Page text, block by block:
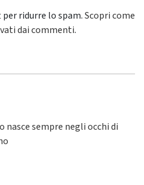
ridurre lo spam.Scopri come
dai commenti.
nasce sempre negli occhi di